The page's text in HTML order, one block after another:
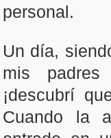
personal.
Un día,
mis
¡descubrí
Cuando la